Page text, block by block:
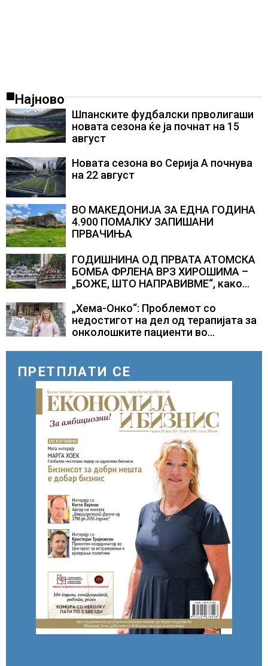
Најново
Шпанските фудбалски прволигаши
новата сезона ќе ја почнат на 15
август
Новата сезона во Серија А почнува
на 22 август
ВО МАКЕДОНИЈА ЗА ЕДНА ГОДИНА
4.900 ПОМАЛКУ ЗАПИШАНИ
ПРВАЧИЊА
ГОДИШНИНА ОД ПРВАТА АТОМСКА
БОМБА ФРЛЕНА ВРЗ ХИРОШИМА –
„БОЖЕ, ШТО НАПРАВИВМЕ“, како
Геј“ и учесниците во
бомбардирањето го доживуваа овој
настан што го промени текот на
„Хема-Онко“: Проблемот со
недостигот на дел од терапијата за
онколошките пациенти во
ПРЕТПЛАТИ СЕ